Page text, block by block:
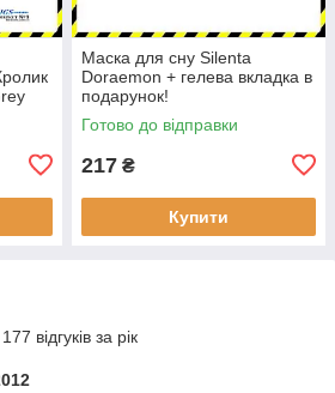
Маска для сну Silenta
Doraemon + гелева вкладка в
подарунок!
Готово до відправки
217 ₴
Купити
відгуків за рік